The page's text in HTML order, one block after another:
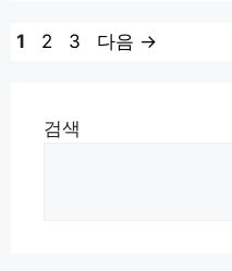
고
페
1
페
2
페
3 다음 →
검색